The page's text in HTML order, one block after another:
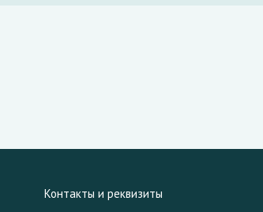
Контакты и реквизиты